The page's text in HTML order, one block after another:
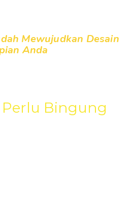
Mewujudkan Desain
Anda
Bingung